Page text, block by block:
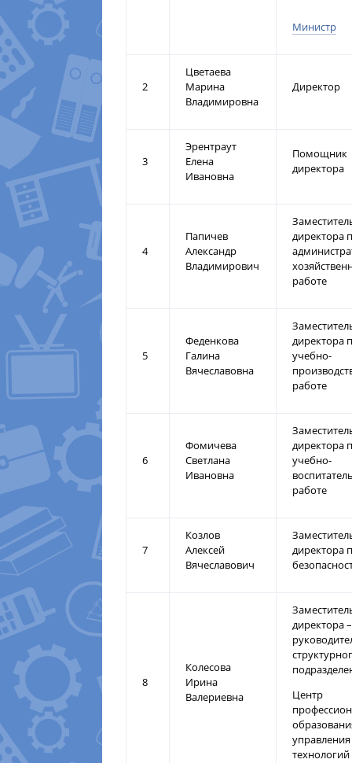
Министр
2
Цветаева
Марина
Владимировна
Директор
3
Эрентраут
Елена
Ивановна
Помощник
директора
4
Папичев
Александр
Владимирович
директора
работе
5
Феденкова
Галина
Вячеславовна
директора
учебно-
работе
6
Фомичева
Светлана
Ивановна
директора
учебно-
работе
7
Козлов
Алексей
Вячеславович
директора
8
Колесова
Ирина
Валериевна
директора –
Центр
технологий